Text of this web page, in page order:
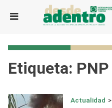
Etiqueta: PNP
Actualidad >